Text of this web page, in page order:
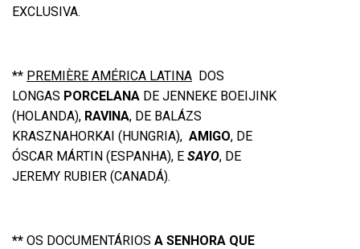
EXCLUSIVA.
** PREMIÈRE AMÉRICA LATINA DOS
LONGAS PORCELANA DE JENNEKE BOEIJINK
(HOLANDA), RAVINA, DE BALÁZS
KRASZNAHORKAI (HUNGRIA), AMIGO, DE
ÓSCAR MÁRTIN (ESPANHA), E SAYO, DE
JEREMY RUBIER (CANADÁ).
** OS DOCUMENTÁRIOS A SENHORA QUE